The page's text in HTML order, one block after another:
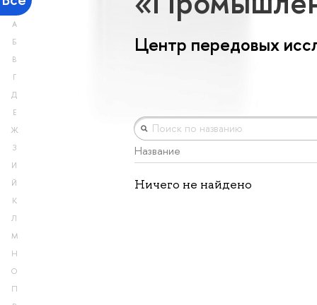
А
Б
В
Г
Д
Е
Ж
З
И
Й
К
Л
М
Н
О
П
Центр передовых
Название
Ничего не найдено